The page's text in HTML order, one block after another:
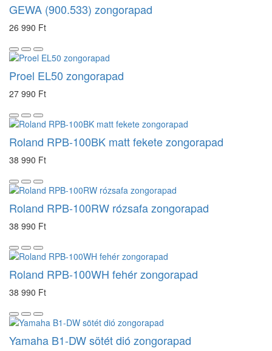
GEWA (900.533) zongorapad
26 990 Ft
Proel EL50 zongorapad
27 990 Ft
Roland RPB-100BK matt fekete zongorapad
38 990 Ft
Roland RPB-100RW rózsafa zongorapad
38 990 Ft
Roland RPB-100WH fehér zongorapad
38 990 Ft
Yamaha B1-DW sötét dió zongorapad